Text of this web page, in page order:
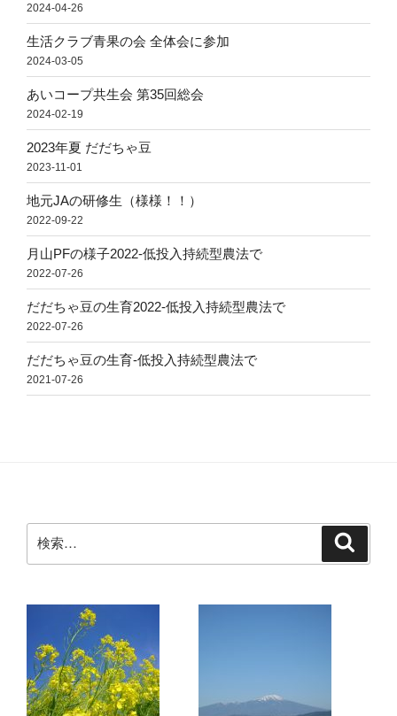
2024-04-26
生活クラブ青果の会 全体会に参加
2024-03-05
あいコープ共生会 第35回総会
2024-02-19
2023年夏 だだちゃ豆
2023-11-01
地元JAの研修生（様様！！）
2022-09-22
月山PFの様子2022-低投入持続型農法で
2022-07-26
だだちゃ豆の生育2022-低投入持続型農法で
2022-07-26
だだちゃ豆の生育-低投入持続型農法で
2021-07-26
索: